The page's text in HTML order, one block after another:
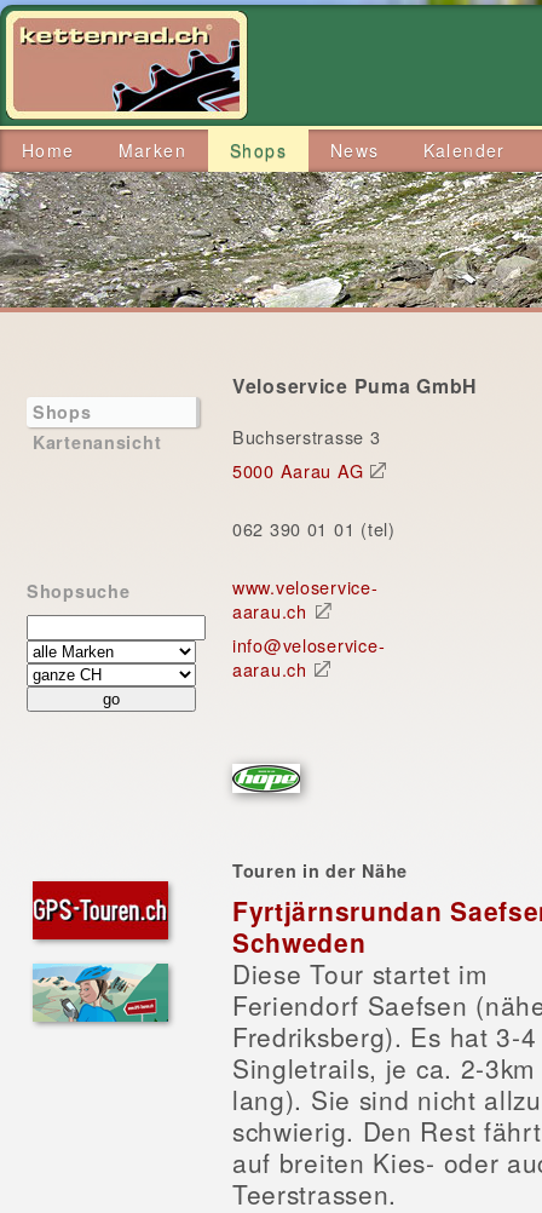
Home Marken Shops News Kalender
Shops
Kartenansicht
Shopsuche
Veloservice Puma GmbH
Buchserstrasse 3
5000 Aarau AG
062 390 01 01 (tel)
www.veloservice-
aarau.ch
info@veloservice-
aarau.ch
Touren in der Nähe
Fyrtjärnsrundan
Schweden
Diese Tour startet im
Feriendorf Saefsen
Fredriksberg). Es hat 3-4
Singletrails, je ca. 2-3km
lang). Sie sind nicht allzu
schwierig. Den Rest
auf breiten Kies- oder
Teerstrassen.